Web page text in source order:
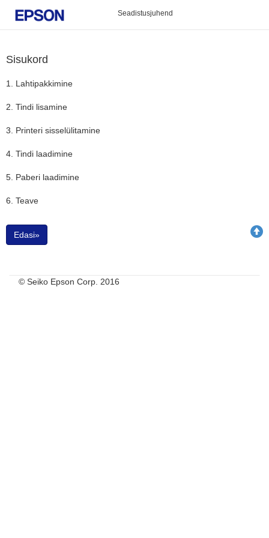
Seadistusjuhend
Sisukord
1. Lahtipakkimine
2. Tindi lisamine
3. Printeri sisselülitamine
4. Tindi laadimine
5. Paberi laadimine
6. Teave
Edasi»
© Seiko Epson Corp. 2016